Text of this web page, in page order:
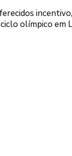
incentivo,
olímpico em